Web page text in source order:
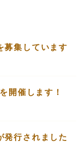
募集しています
開催します！
発行されました